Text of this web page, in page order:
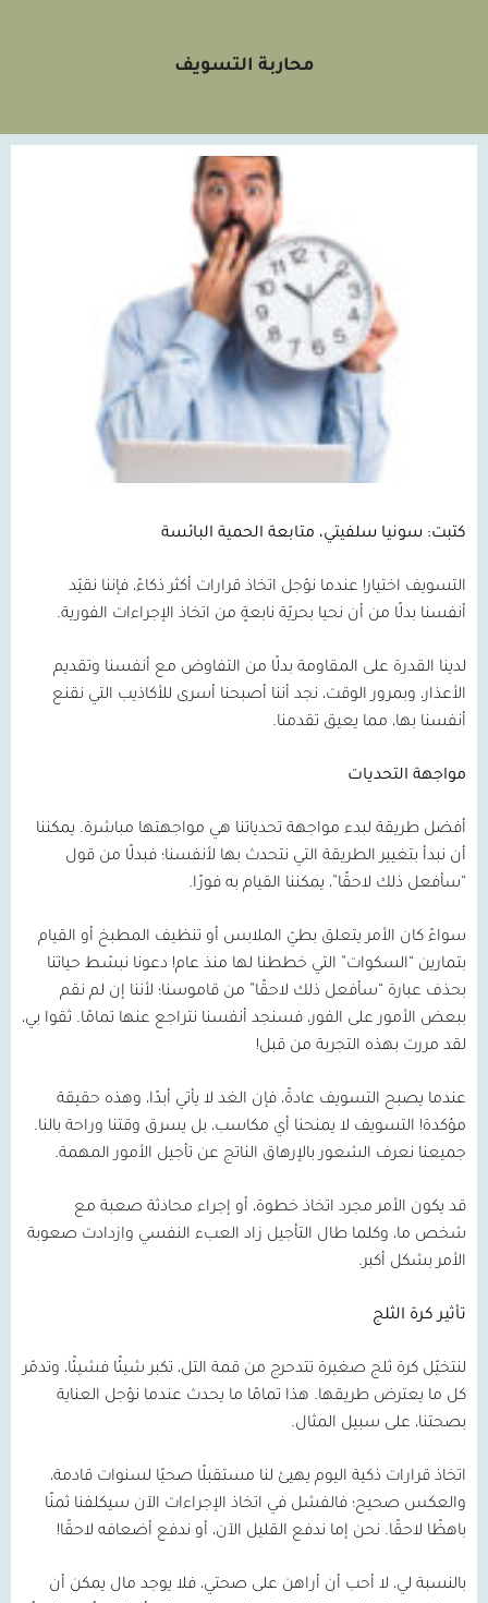
محاربة التسويف
كتبت: سونيا سلفيتي، متابعة الحمية البائسة
التسويف اختيار! عندما نؤجل اتخاذ قرارات أكثر ذكاءً، فإننا نقيّد
أنفسنا بدلًا من أن نحيا بحريّة نابعةٍ من اتخاذ الإجراءات الفورية.
لدينا القدرة على المقاومة بدلًا من التفاوض مع أنفسنا وتقديم
الأعذار، وبمرور الوقت، نجد أننا أصبحنا أسرى للأكاذيب التي نقنع
أنفسنا بها، مما يعيق تقدمنا.
مواجهة التحديات
أفضل طريقة لبدء مواجهة تحدياتنا هي مواجهتها مباشرة. يمكننا
أن نبدأ بتغيير الطريقة التي نتحدث بها لأنفسنا؛ فبدلًا من قول
“سأفعل ذلك لاحقًا”، يمكننا القيام به فورًا.
سواءً كان الأمر يتعلق بطيّ الملابس أو تنظيف المطبخ أو القيام
بتمارين “السكوات” التي خططنا لها منذ عام! دعونا نبسّط حياتنا
بحذف عبارة “سأفعل ذلك لاحقًا” من قاموسنا؛ لأننا إن لم نقم
ببعض الأمور على الفور، فسنجد أنفسنا نتراجع عنها تمامًا. ثقوا بي،
لقد مررت بهذه التجربة من قبل!
عندما يصبح التسويف عادةً، فإن الغد لا يأتي أبدًا، وهذه حقيقة
مؤكدة! التسويف لا يمنحنا أي مكاسب، بل يسرق وقتنا وراحة بالنا.
جميعنا نعرف الشعور بالإرهاق الناتج عن تأجيل الأمور المهمة.
قد يكون الأمر مجرد اتخاذ خطوة، أو إجراء محادثة صعبة مع
شخص ما، وكلما طال التأجيل زاد العبء النفسي وازدادت صعوبة
الأمر بشكل أكبر.
تأثير كرة الثلج
لنتخيّل كرة ثلج صغيرة تتدحرج من قمة التل، تكبر شيئًا فشيئًا، وتدمّر
كل ما يعترض طريقها. هذا تمامًا ما يحدث عندما نؤجل العناية
بصحتنا، على سبيل المثال.
اتخاذ قرارات ذكية اليوم يهيئ لنا مستقبلًا صحيًا لسنوات قادمة،
والعكس صحيح؛ فالفشل في اتخاذ الإجراءات الآن سيكلفنا ثمنًا
باهظًا لاحقًا. نحن إما ندفع القليل الآن، أو ندفع أضعافه لاحقًا!
بالنسبة لي، لا أحب أن أراهن على صحتي، فلا يوجد مال يمكن أن